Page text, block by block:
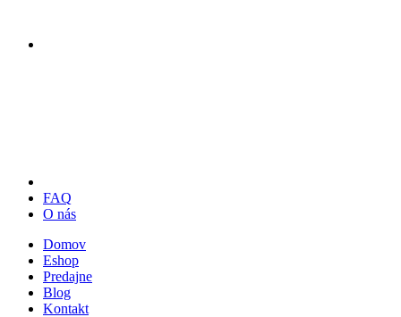
FAQ
O nás
Domov
Eshop
Predajne
Blog
Kontakt